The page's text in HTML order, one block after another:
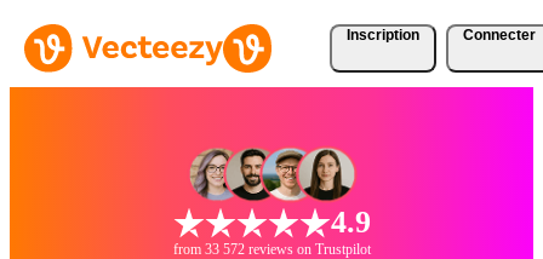
Inscription Connecter
4.9
from 33 572 reviews on Trustpilot